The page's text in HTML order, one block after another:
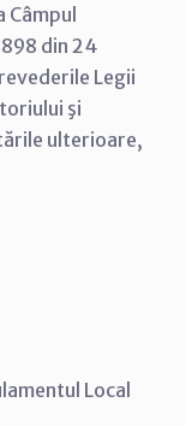
Câmpul
din 24
Legii
şi
ulterioare,
Local